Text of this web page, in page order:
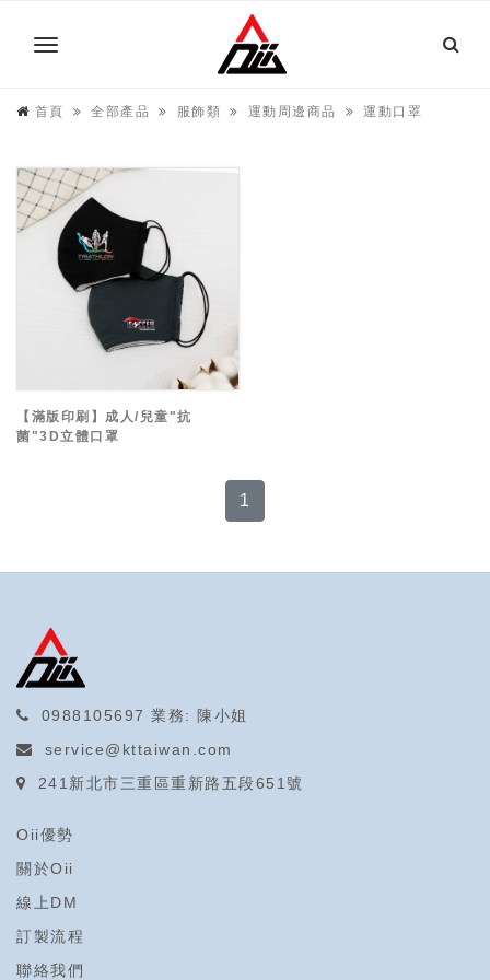
首頁 全部產品 服飾類 運動周邊商品 運動口罩
【滿版印刷】成人/兒童"抗
菌"3D立體口罩
1
0988105697 業務: 陳小姐
service@kttaiwan.com
241新北市三重區重新路五段651號
Oii優勢
關於Oii
線上DM
訂製流程
聯絡我們